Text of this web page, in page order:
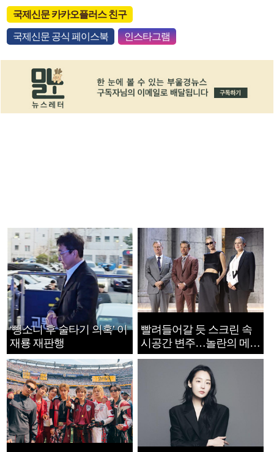
국제신문 카카오플러스 친구
국제신문 공식 페이스북 인스타그램
‘뺑소니 후 술타기 의혹’ 이
재룡 재판행
빨려들어갈 듯 스크린 속
시공간 변주…놀란의 메시
지는 ‘전쟁 속죄’